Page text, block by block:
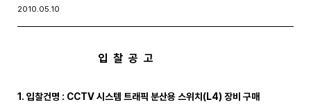
2010.05.10
입 찰 공 고
1. 입찰건명 : CCTV 시스템 트래픽 분산용 스위치(L4) 장비 구매